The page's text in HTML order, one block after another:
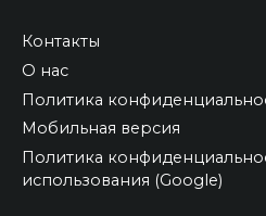
Контакты
О нас
Политика
Мобильная версия
Политика
использования (Google)